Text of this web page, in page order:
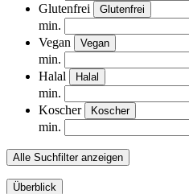
Glutenfrei
Glutenfrei
min.
Vegan
Vegan
min.
Halal
Halal
min.
Koscher
Koscher
min.
Alle Suchfilter anzeigen
Überblick